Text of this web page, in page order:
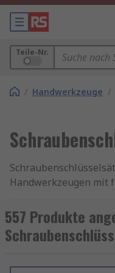
Teile-Nr.
/ Handwerkzeuge /
Handwerkzeugen mit
Schraubenschlüsse-
einer Auswahl
Schraubenschlüssel
Schaumstoffkoffer
557 Produkte